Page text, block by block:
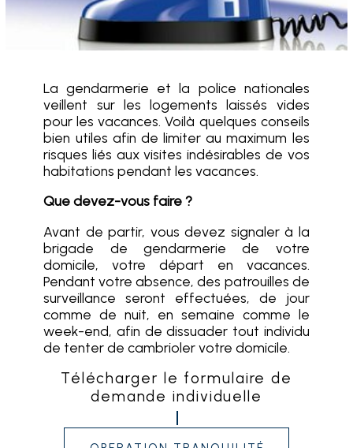
La gendarmerie et la police nationales
veillent sur les logements laissés vides
pour les vacances. Voilà quelques conseils
bien utiles afin de limiter au maximum les
risques liés aux visites indésirables de vos
habitations pendant les vacances.
Que devez-vous faire ?
Avant de partir, vous devez signaler à la
brigade de gendarmerie de votre
domicile, votre départ en vacances.
Pendant votre absence, des patrouilles de
surveillance seront effectuées, de jour
comme de nuit, en semaine comme le
week-end, afin de dissuader tout individu
de tenter de cambrioler votre domicile.
Télécharger le formulaire de
demande individuelle